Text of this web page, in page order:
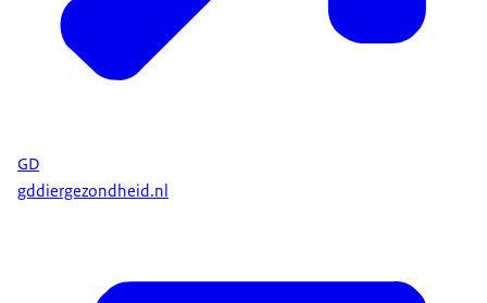
GD
gddiergezondheid.nl